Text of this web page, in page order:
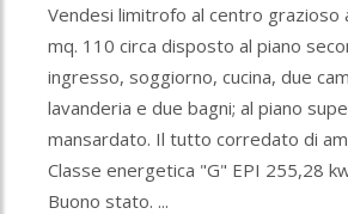
Vendesi limitrofo al centro grazioso
mq. 110 circa disposto al piano
ingresso, soggiorno, cucina, due
lavanderia e due bagni; al piano
mansardato. Il tutto corredato di
Classe energetica "G" EPI 255,28
Buono stato. ...